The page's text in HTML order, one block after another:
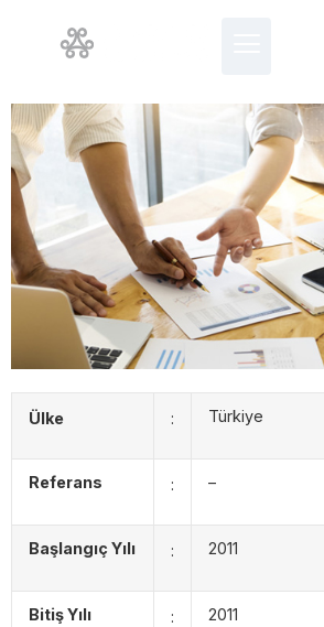
Ülke : Türkiye
Referans : –
Başlangıç Yılı : 2011
Bitiş Yılı : 2011